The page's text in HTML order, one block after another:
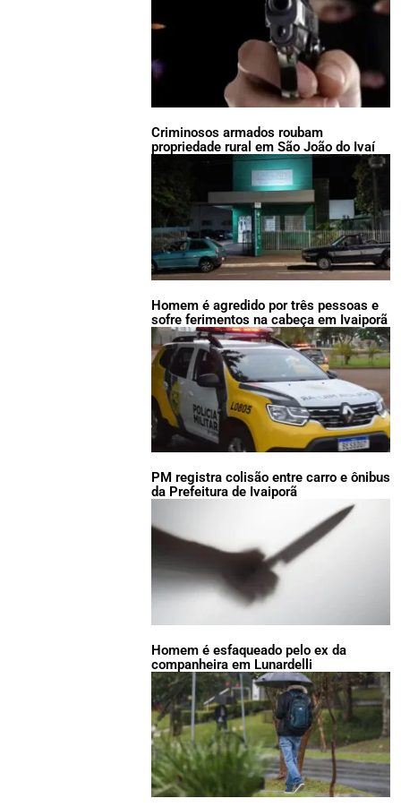
Criminosos armados roubam
propriedade rural em São João do Ivaí
Homem é agredido por três pessoas e
sofre ferimentos na cabeça em Ivaiporã
PM registra colisão entre carro e ônibus
da Prefeitura de Ivaiporã
Homem é esfaqueado pelo ex da
companheira em Lunardelli